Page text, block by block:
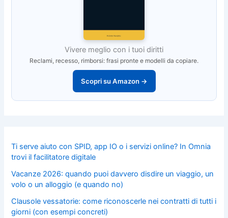
Vivere meglio con i tuoi diritti
Reclami, recesso, rimborsi: frasi pronte e modelli da copiare.
Scopri su Amazon →
Ti serve aiuto con SPID, app IO o i servizi online? In Omnia
trovi il facilitatore digitale
Vacanze 2026: quando puoi davvero disdire un viaggio, un
volo o un alloggio (e quando no)
Clausole vessatorie: come riconoscerle nei contratti di tutti i
giorni (con esempi concreti)